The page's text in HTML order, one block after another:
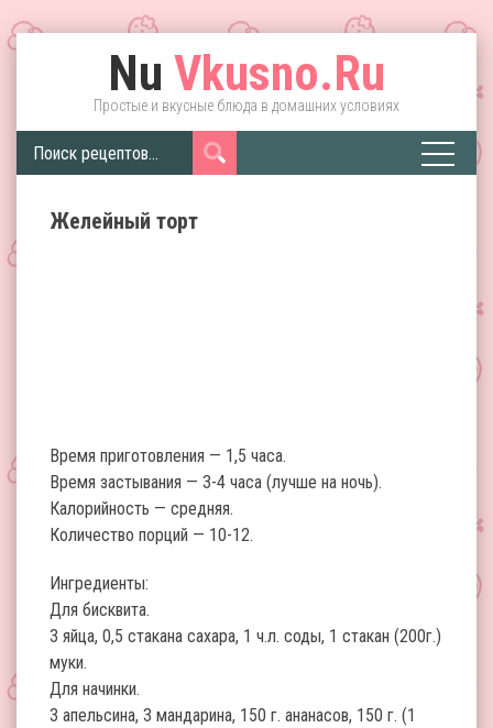
Nu Vkusno.Ru
Простые и вкусные блюда в домашних условиях
Желейный торт
Время приготовления — 1,5 часа.
Время застывания — 3-4 часа (лучше на ночь).
Калорийность — средняя.
Количество порций — 10-12.
Ингредиенты:
Для бисквита.
3 яйца, 0,5 стакана сахара, 1 ч.л. соды, 1 стакан (200г.)
муки.
Для начинки.
3 апельсина, 3 мандарина, 150 г. ананасов, 150 г. (1